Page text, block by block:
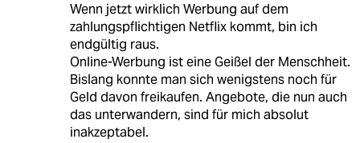
Wenn jetzt wirklich Werbung auf dem
zahlungspflichtigen Netflix kommt, bin ich
endgültig raus.
Online-Werbung ist eine Geißel der Menschheit.
Bislang konnte man sich wenigstens noch für
Geld davon freikaufen. Angebote, die nun auch
das unterwandern, sind für mich absolut
inakzeptabel.